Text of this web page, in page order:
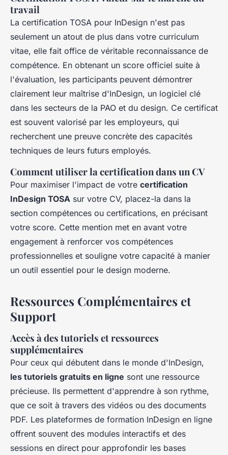
travail
La certification TOSA pour InDesign n'est pas
seulement un atout de plus dans votre curriculum
vitae, elle fait office de véritable reconnaissance de
compétence. En obtenant un score officiel suite à
l'évaluation, les participants peuvent démontrer
clairement leur maîtrise d'InDesign, un logiciel clé
dans les secteurs de la PAO et du design. Ce certificat
est souvent valorisé par les employeurs, qui
recherchent une preuve concrète des capacités
techniques de leurs futurs employés.
Comment utiliser la certification dans un CV
Pour maximiser l'impact de votre certification
InDesign TOSA sur votre CV, placez-la dans la
section compétences ou certifications, en précisant
votre score. Cette mention met en avant votre
engagement à renforcer vos compétences
professionnelles et souligne votre capacité à manier
un outil essentiel pour le design moderne.
Ressources Complémentaires et
Support
Accès à des tutoriels et ressources
supplémentaires
Pour ceux qui débutent dans le monde d'InDesign,
les tutoriels gratuits en ligne sont une ressource
précieuse. Ils permettent d'apprendre à son rythme,
que ce soit à travers des vidéos ou des documents
PDF. Les plateformes de formation InDesign en ligne
offrent souvent des modules interactifs et des
sessions en direct pour approfondir les bases